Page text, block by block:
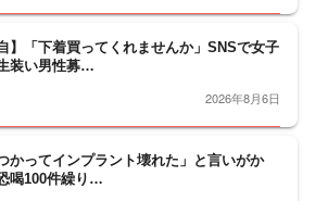
自】「下着買ってくれませんか」SNSで女子
装い男性募…
2026年8月6日
かってインプラント壊れた」と言いがか
喝100件繰り…